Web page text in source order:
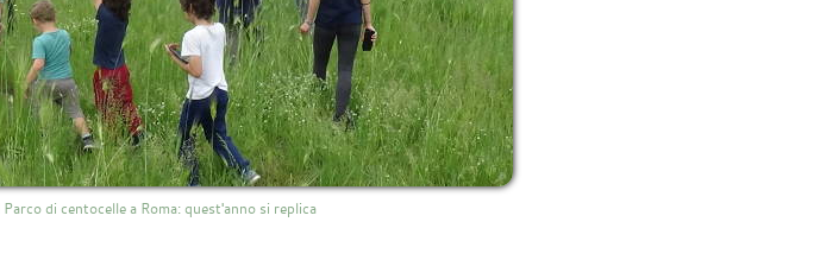
di centocelle a Roma: quest'anno si replica